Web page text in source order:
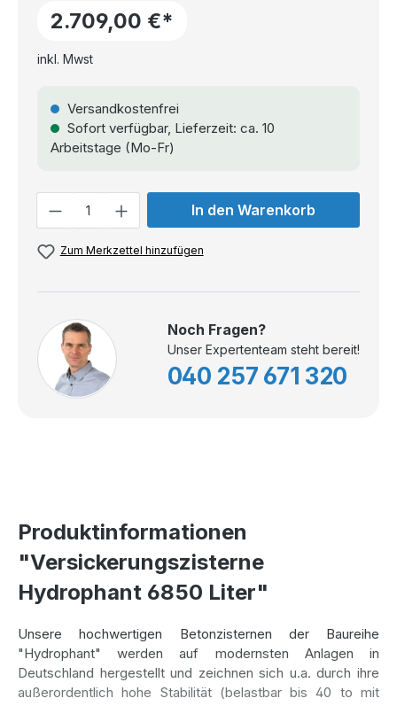
2.709,00 €*
inkl. Mwst
Versandkostenfrei
Sofort verfügbar, Lieferzeit: ca. 10
Arbeitstage (Mo-Fr)
In den Warenkorb
Zum Merkzettel hinzufügen
Noch Fragen?
Unser Expertenteam steht bereit!
040 257 671 320
Produktinformationen
"Versickerungszisterne
Hydrophant 6850 Liter"
Unsere hochwertigen Betonzisternen der Baureihe
"Hydrophant" werden auf modernsten Anlagen in
Deutschland hergestellt und zeichnen sich u.a. durch ihre
außerordentlich hohe Stabilität (belastbar bis 40 to mit